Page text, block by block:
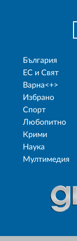
България
ЕС и Свят
Варна<+>
Избрано
Спорт
Любопитно
Крими
Наука
Мултимедия